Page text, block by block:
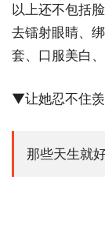
以上还不包括
去镭射眼睛、
套、口服美白
▼让她忍不住羡
那些天生就